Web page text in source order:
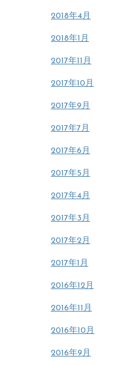
2018年4月
2018年1月
2017年11月
2017年10月
2017年9月
2017年7月
2017年6月
2017年5月
2017年4月
2017年3月
2017年2月
2017年1月
2016年12月
2016年11月
2016年10月
2016年9月